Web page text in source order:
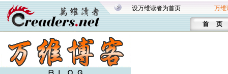
设万维读者为首页 万维
首 页